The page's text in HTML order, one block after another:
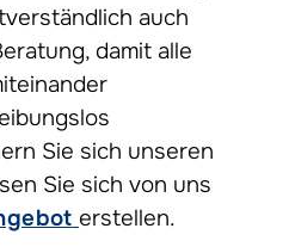
auch
damit alle
Sie sich unseren
Sie sich von uns
erstellen.